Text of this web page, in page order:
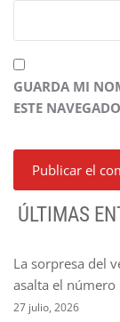
GUARDA MI
ESTE
ÚLTIMAS
La sorpresa del
asalta el
27 julio, 2026